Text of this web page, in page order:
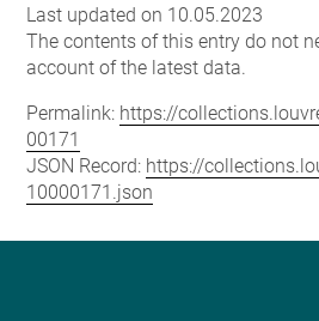
Last updated on 10.05.2023
The contents of this entry do not
account of the latest data.
Permalink: https://
00171
JSON Record: https://
10000171.json